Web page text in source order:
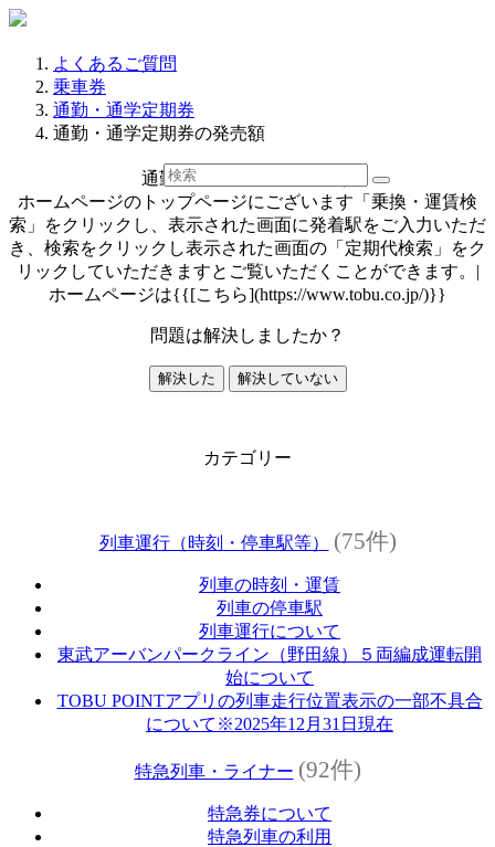
よくあるご質問
乗車券
通勤・通学定期券
通勤・通学定期券の発売額
通勤・通学定期券の発売額
ホームページのトップページにございます「乗換・運賃検
索」をクリックし、表示された画面に発着駅をご入力いただ
き、検索をクリックし表示された画面の「定期代検索」をク
リックしていただきますとご覧いただくことができます。|
ホームページは{{[こちら](https://www.tobu.co.jp/)}}
問題は解決しましたか？
解決した 解決していない
カテゴリー
列車運行（時刻・停車駅等） (75件)
列車の時刻・運賃
列車の停車駅
列車運行について
東武アーバンパークライン（野田線）５両編成運転開
始について
TOBU POINTアプリの列車走行位置表示の一部不具合
について※2025年12月31日現在
特急列車・ライナー (92件)
特急券について
特急列車の利用